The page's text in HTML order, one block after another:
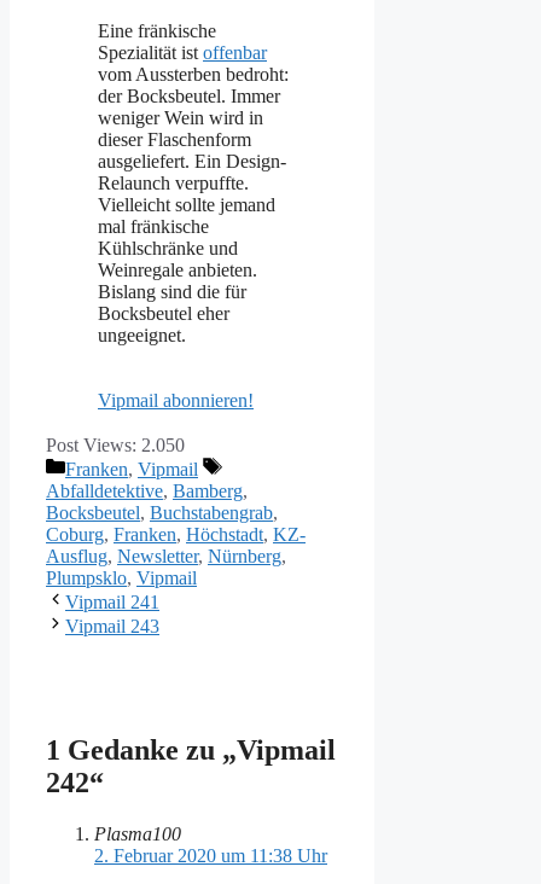
Eine fränkische
Spezialität ist offenbar
vom Aussterben bedroht:
der Bocksbeutel. Immer
weniger Wein wird in
dieser Flaschenform
ausgeliefert. Ein Design-
Relaunch verpuffte.
Vielleicht sollte jemand
mal fränkische
Kühlschränke und
Weinregale anbieten.
Bislang sind die für
Bocksbeutel eher
ungeeignet.
Vipmail abonnieren!
Post Views: 2.050
Kategorien
Franken, Vipmail
Schlagwörter
Abfalldetektive, Bamberg,
Bocksbeutel, Buchstabengrab,
Coburg, Franken, Höchstadt, KZ-
Ausflug, Newsletter, Nürnberg,
Plumpsklo, Vipmail
Vipmail 241
Vipmail 243
1 Gedanke zu „Vipmail
242“
Plasma100
2. Februar 2020 um 11:38 Uhr